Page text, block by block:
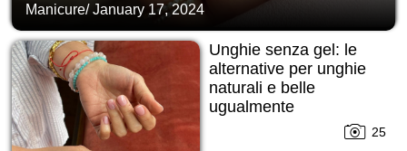
Manicure/January 17, 2024
Unghie senza gel: le
alternative per unghie
naturali e belle
ugualmente
25